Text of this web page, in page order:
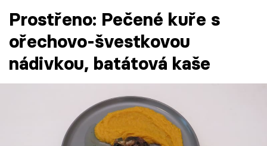
Témata
Prostřeno: Pečené kuře s
ořechovo-švestkovou
nádivkou, batátová kaše